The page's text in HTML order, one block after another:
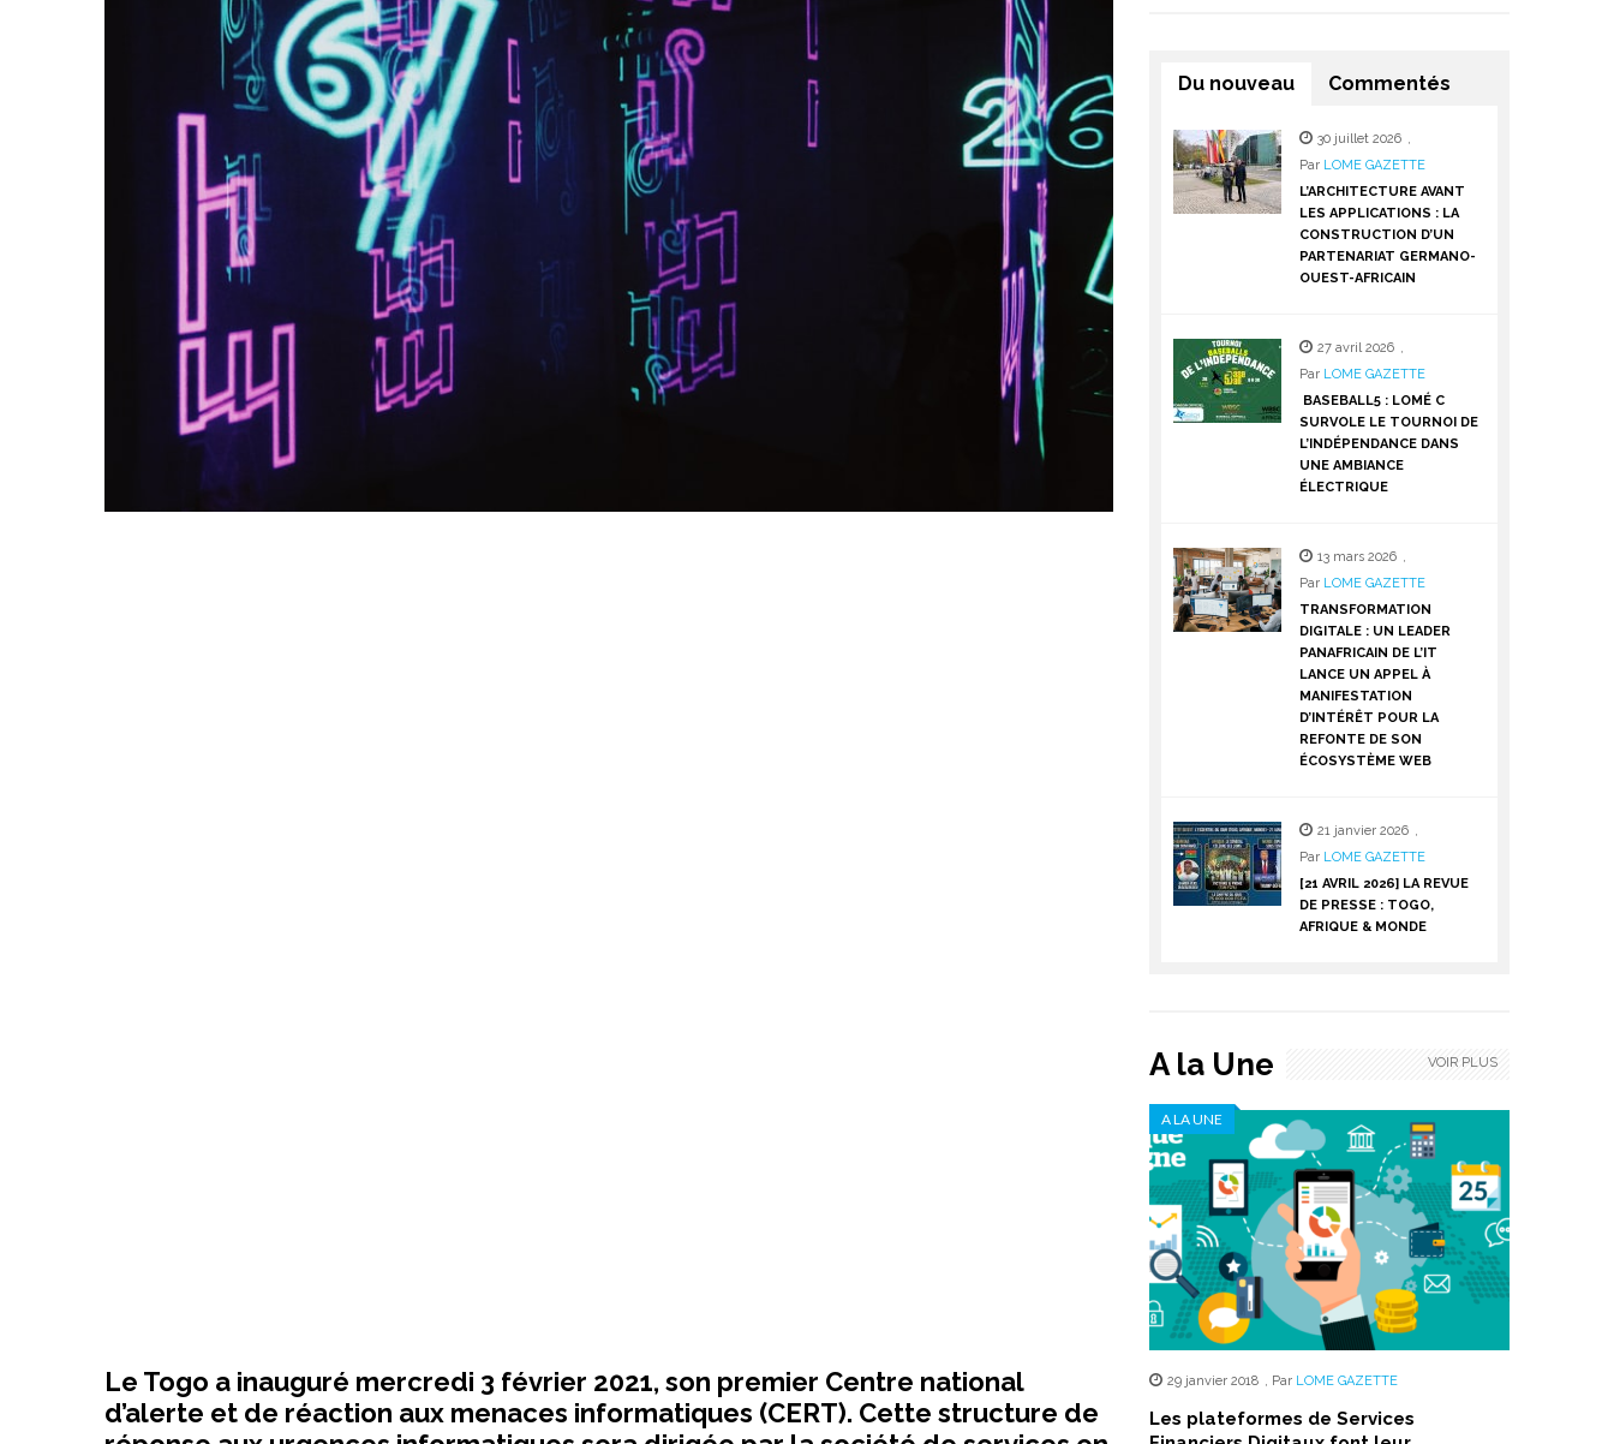
Le Togo a inauguré mercredi 3 février 2021, son premier Centre national
d’alerte et de réaction aux menaces informatiques (CERT). Cette structure de
Du nouveau Commentés
30 juillet 2026 ,
Par LOME GAZETTE
L’ARCHITECTURE AVANT
LES APPLICATIONS : LA
CONSTRUCTION D’UN
PARTENARIAT GERMANO-
OUEST-AFRICAIN
27 avril 2026 ,
Par LOME GAZETTE
BASEBALL5 : LOMÉ C
SURVOLE LE TOURNOI DE
L’INDÉPENDANCE DANS
UNE AMBIANCE
ÉLECTRIQUE
13 mars 2026 ,
Par LOME GAZETTE
TRANSFORMATION
DIGITALE : UN LEADER
PANAFRICAIN DE L’IT
LANCE UN APPEL À
MANIFESTATION
D’INTÉRÊT POUR LA
REFONTE DE SON
ÉCOSYSTÈME WEB
21 janvier 2026 ,
Par LOME GAZETTE
[21 AVRIL 2026] LA REVUE
DE PRESSE : TOGO,
AFRIQUE & MONDE
A la Une
A LA UNE
29 janvier 2018 , Par LOME GAZETTE
Les plateformes de Services
VOIR PLUS